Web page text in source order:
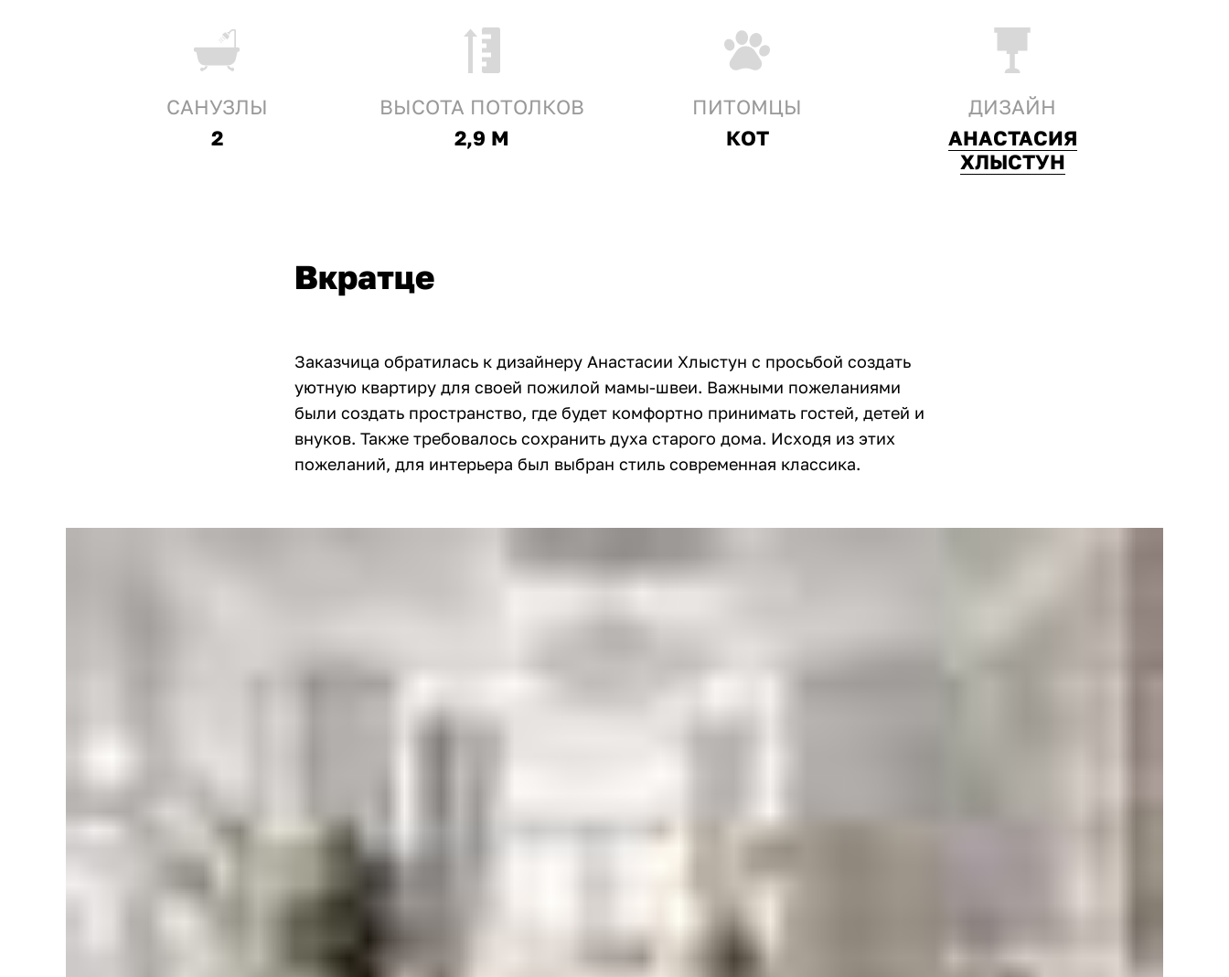
CАНУЗЛЫ
2
ВЫСОТА ПОТОЛКОВ
2,9 М
ПИТОМЦЫ
КОТ
ДИЗАЙН
АНАСТАСИЯ
ХЛЫСТУН
Вкратце
Заказчица обратилась к дизайнеру Анастасии Хлыстун с просьбой создать
уютную квартиру для своей пожилой мамы-швеи. Важными пожеланиями
были создать пространство, где будет комфортно принимать гостей, детей и
внуков. Также требовалось сохранить духа старого дома. Исходя из этих
пожеланий, для интерьера был выбран стиль современная классика.